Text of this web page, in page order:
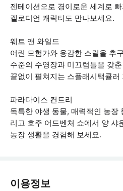
젠테이션으로 경이로운 세계로
켈로디언 캐릭터도 만나보세요.
웨트 앤 와일드
어린 모험가와 용감한 스릴을 추
수준의 수영장과 미끄럼틀을 갖
끝없이 펼쳐지는 스플래시택큘
파라다이스 컨트리
독특한 야생 동물, 매력적인 농장
리고 호주 어드벤처 쇼에서 양 샤
농장 생활을 경험해 보세요.
이용정보